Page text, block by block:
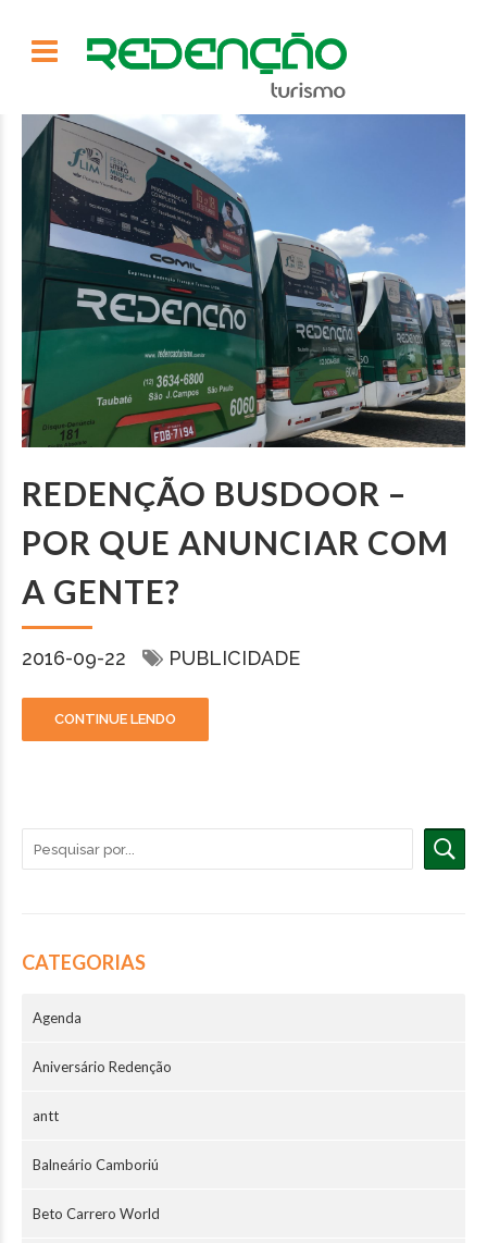
REDENÇÃO BUSDOOR –
POR QUE ANUNCIAR COM
A GENTE?
2016-09-22 PUBLICIDADE
CONTINUE LENDO
CATEGORIAS
Agenda
Aniversário Redenção
antt
Balneário Camboriú
Beto Carrero World